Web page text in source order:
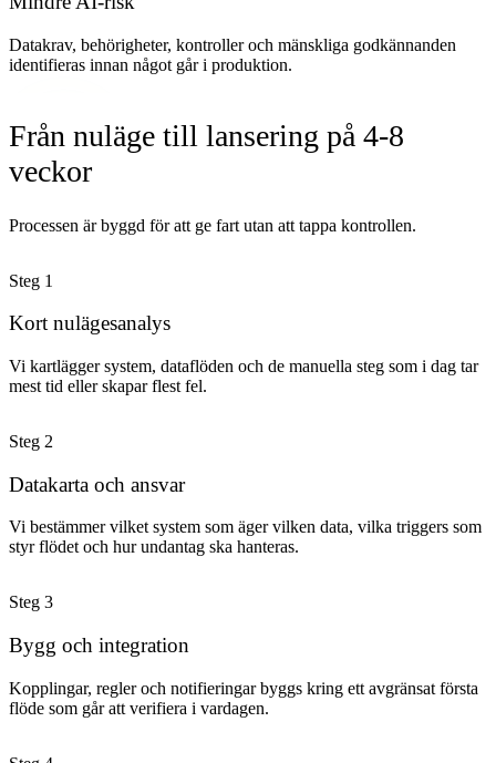
Datakrav, behörigheter, kontroller och mänskliga godkännanden
identifieras innan något går i produktion.
Från nuläge till lansering på 4-8
veckor
Processen är byggd för att ge fart utan att tappa kontrollen.
Steg 1
Kort nulägesanalys
Vi kartlägger system, dataflöden och de manuella steg som i dag tar
mest tid eller skapar flest fel.
Steg 2
Datakarta och ansvar
Vi bestämmer vilket system som äger vilken data, vilka triggers som
styr flödet och hur undantag ska hanteras.
Steg 3
Bygg och integration
Kopplingar, regler och notifieringar byggs kring ett avgränsat första
flöde som går att verifiera i vardagen.